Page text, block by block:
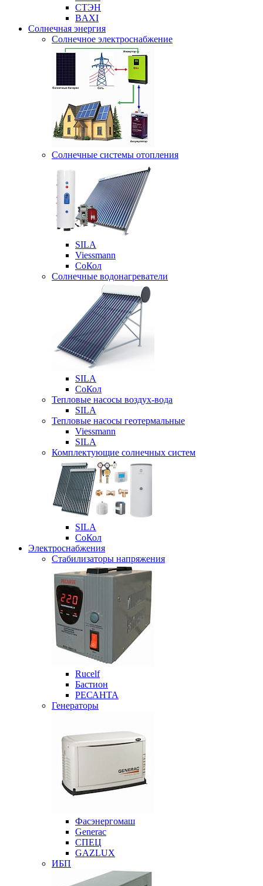
СТЭН
BAXI
Солнечная энергия
Солнечное электроснабжение
Солнечные системы отопления
SILA
Viessmann
СоКол
Солнечные водонагреватели
SILA
СоКол
Тепловые насосы воздух-вода
SILA
Тепловые насосы геотермальные
Viessmann
SILA
Комплектующие солнечных систем
SILA
СоКол
Электроснабжения
Стабилизаторы напряжения
Rucelf
Бастион
РЕСАНТА
Генераторы
Фасэнергомаш
Generac
СПЕЦ
GAZLUX
ИБП